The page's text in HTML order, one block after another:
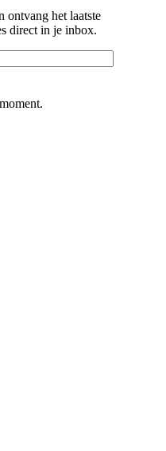
ontvang het laatste
direct in je inbox.